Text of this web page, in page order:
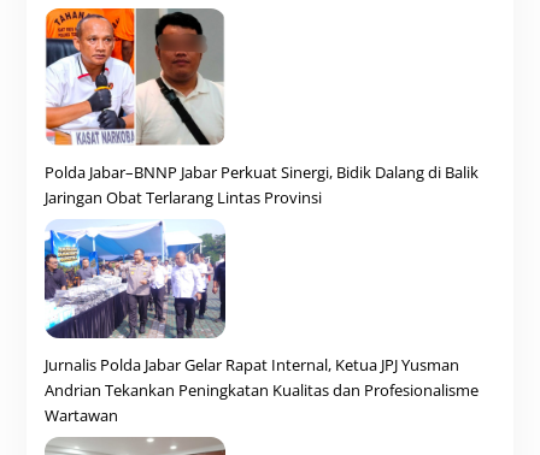
Polda Jabar–BNNP Jabar Perkuat Sinergi, Bidik Dalang di Balik
Jaringan Obat Terlarang Lintas Provinsi
Jurnalis Polda Jabar Gelar Rapat Internal, Ketua JPJ Yusman
Andrian Tekankan Peningkatan Kualitas dan Profesionalisme
Wartawan